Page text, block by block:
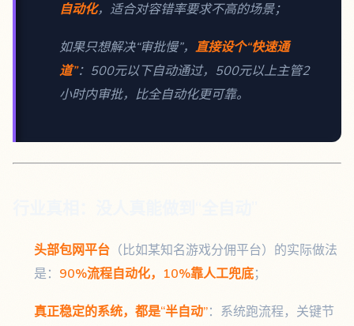
自动化，适合对容错率要求不高的场景；
如果只想解决“审批慢”， 直接设个“快速通
道”：500元以下自动通过，500元以上主管2
小时内审批，比全自动化更可靠。
头部包网平台 （比如某知名游戏分佣平台）的实际做法
是： 90%流程自动化，10%靠人工兜底；
真正稳定的系统，都是“半自动”：系统跑流程，关键节